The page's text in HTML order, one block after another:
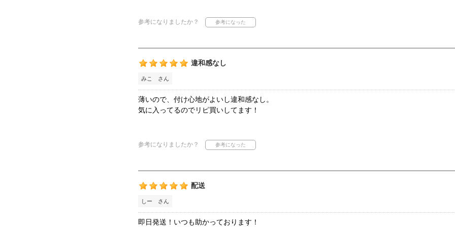
参考になりましたか？
違和感なし
みこ さん
薄いので、付け心地がよいし違和感なし。
気に入ってるのでリピ買いしてます！
参考になりましたか？
配送
しー さん
即日発送！いつも助かっております！